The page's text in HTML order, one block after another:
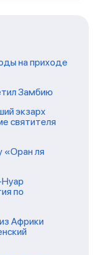
на приходе
Замбию
экзарх
святителя
«Оран ля
Нуар
по
Африки